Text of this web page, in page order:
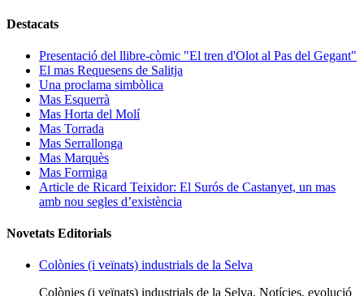
Destacats
Presentació del llibre-còmic "El tren d'Olot al Pas del Gegant"
El mas Requesens de Salitja
Una proclama simbòlica
Mas Esquerrà
Mas Horta del Molí
Mas Torrada
Mas Serrallonga
Mas Marquès
Mas Formiga
Article de Ricard Teixidor: El Surós de Castanyet, un mas
amb nou segles d’existència
Novetats Editorials
Colònies (i veïnats) industrials de la Selva
Colònies (i veïnats) industrials de la Selva. Notícies, evolució